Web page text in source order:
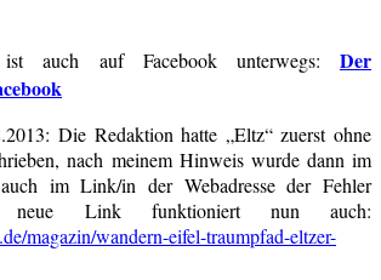
ist auch auf Facebook unterwegs: Der
Die Redaktion hatte „Eltz“ zuerst ohne
nach meinem Hinweis wurde dann im
im Link/in der Webadresse der Fehler
neue Link funktioniert nun auch:
magazin/wandern-eifel-traumpfad-eltzer-